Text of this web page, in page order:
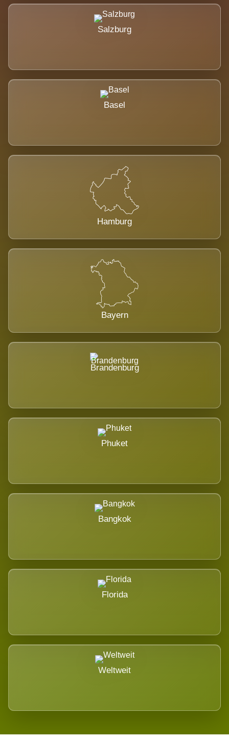
Salzburg
Basel
Hamburg
Bayern
Brandenburg
Phuket
Bangkok
Florida
Weltweit